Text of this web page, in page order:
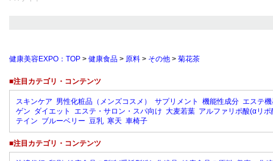
健康美容EXPO：TOP > 健康食品 > 原料 > その他 > 菊花茶
■注目カテゴリ・コンテンツ
スキンケア 男性化粧品（メンズコスメ） サプリメント 機能性成分 エステ
ゲン ダイエット エステ・サロン・スパ向け 大麦若葉 アルファリポ酸(αリポ
テイン ブルーベリー 豆乳 寒天 車椅子
■注目カテゴリ・コンテンツ